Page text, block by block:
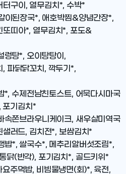
터구이, 열무김치*, 수박*
이된장국*, 애호박찜&양념간장*,
또띠아*, 열무김치*, 포도&
렁탕*, 오이탕탕이,
파닭닭꼬치, 깍두기*,
*, 수제전남친토스트, 어묵다시마국
포기김치*
속쫀브라우니케이크, 새우살미역국
러드, 김치전*, 보쌈김치*
밥*, 쌀국수*, 메추리알버섯조림*,
닭(반각), 포기김치*, 골드키위*
요주먹밥, 비빔물냉면(회)*, 육전,